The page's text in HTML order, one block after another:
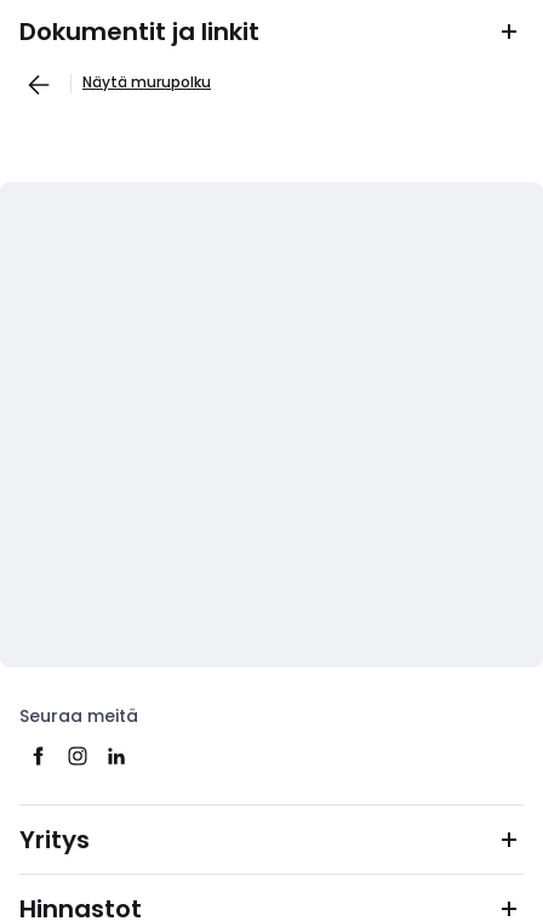
Dokumentit ja linkit
Näytä murupolku
Seuraa meitä
Yritys
Hinnastot